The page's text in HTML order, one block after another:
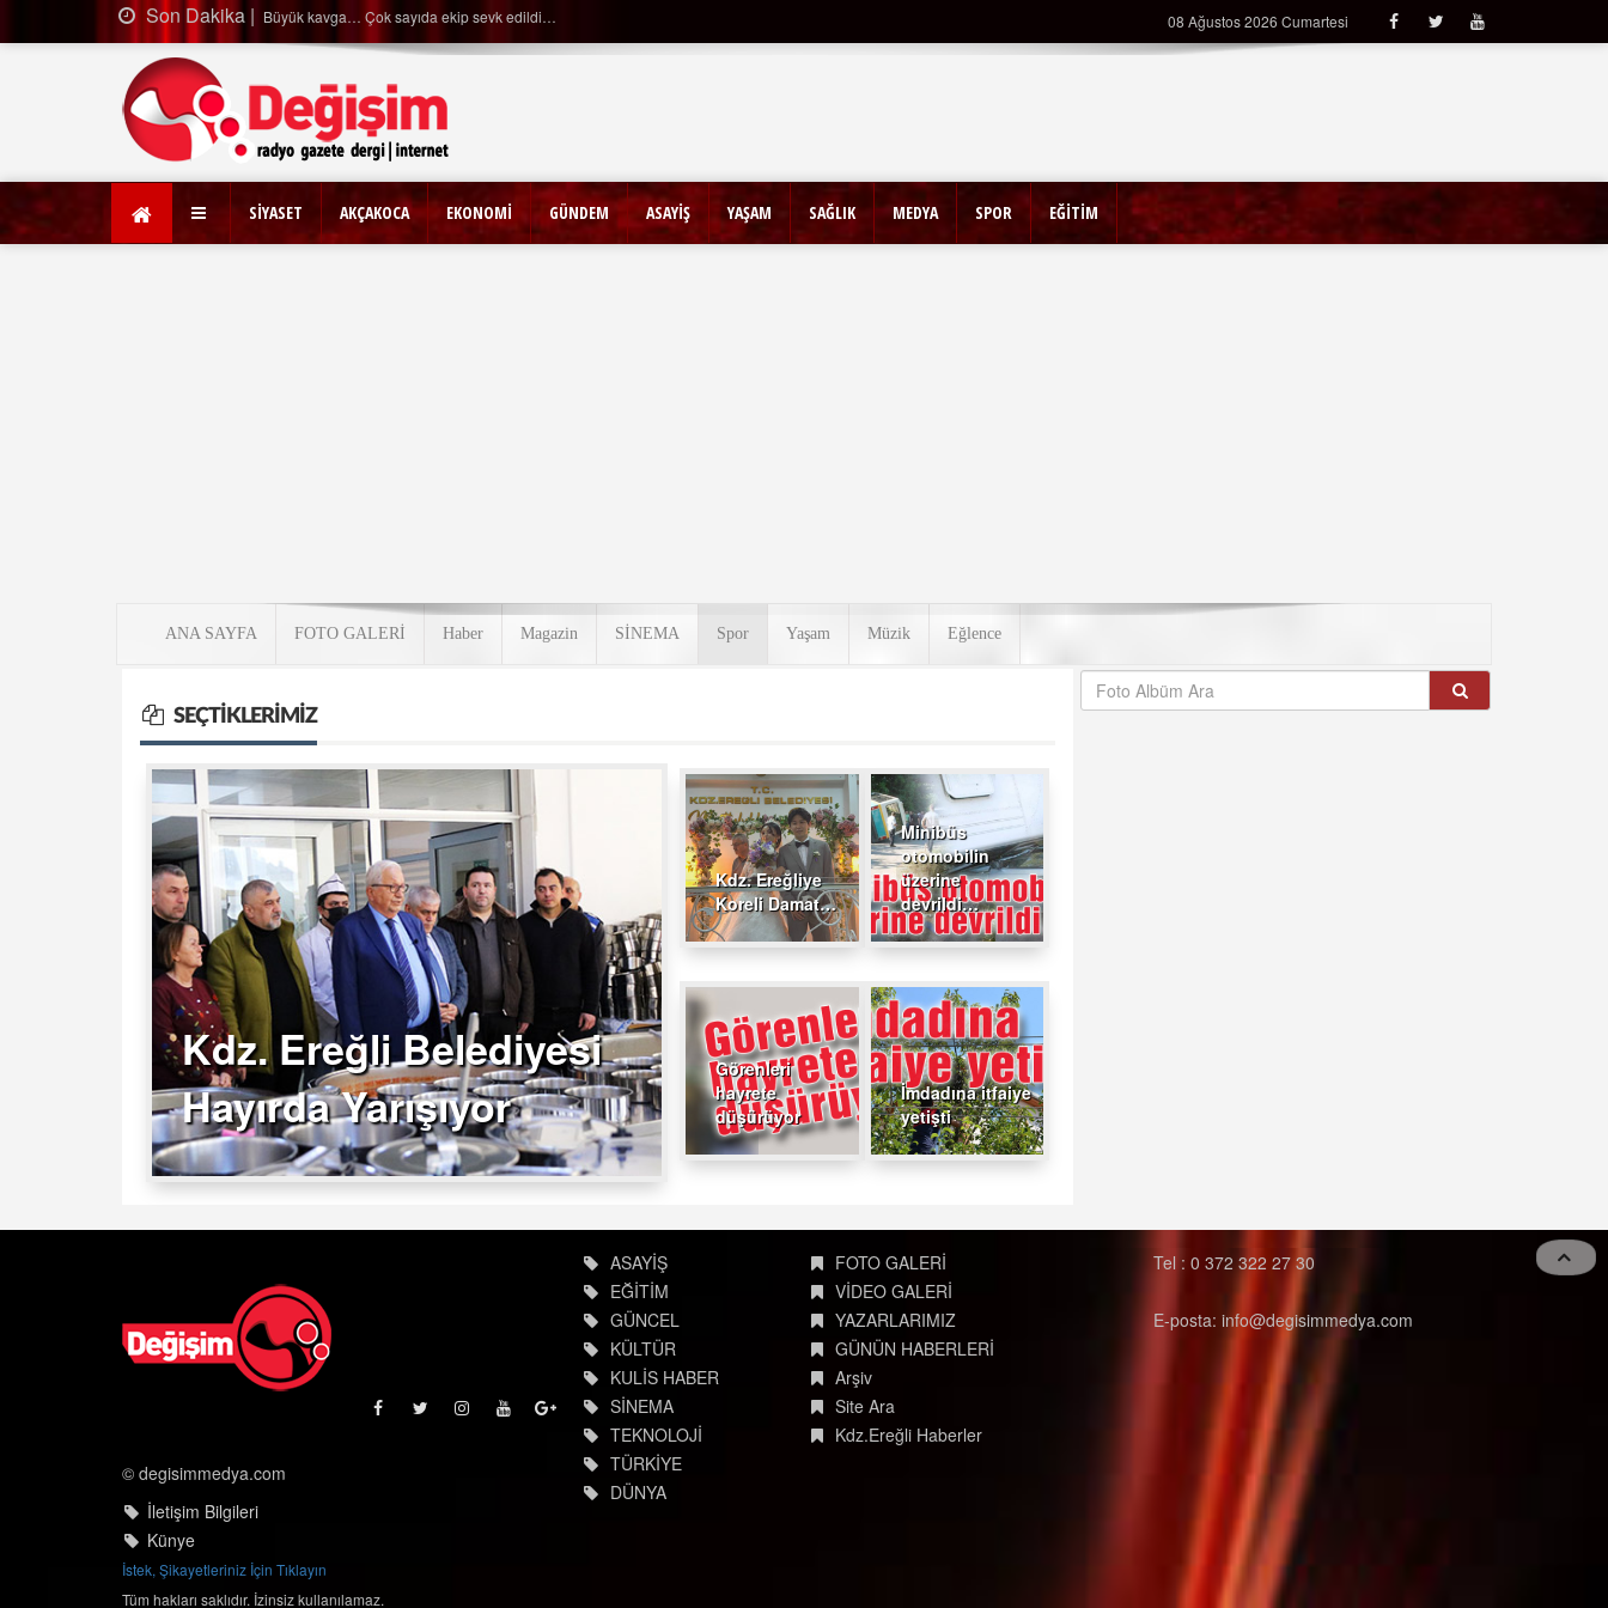
Son Dakika | Büyük kavga… Çok sayıda ekip sevk edildi… 08 Ağustos 2026 Cumartesi
SİYASET AKÇAKOCA EKONOMİ GÜNDEM ASAYİŞ YAŞAM SAĞLIK MEDYA SPOR EĞİTİM
ANA SAYFA FOTO GALERİ Haber Magazin SİNEMA Spor Yaşam Müzik Eğlence
SEÇTIKLERIMIZ
Kdz. Ereğli Belediyesi
Hayırda Yarışıyor
Kdz. Ereğliye
Koreli Damat…
Minibüs
otomobilin
üzerine
devrildi…
Görenleri
hayrete
düşürüyor
İmdadına itfaiye
yetişti
© degisimmedya.com
İletişim Bilgileri
Künye
İstek, Şikayetleriniz İçin Tıklayın
Tüm hakları saklıdır. İzinsiz kullanılamaz.
ASAYİŞ
EĞİTİM
GÜNCEL
KÜLTÜR
KULİS HABER
SİNEMA
TEKNOLOJİ
TÜRKİYE
DÜNYA
FOTO GALERİ
VİDEO GALERİ
YAZARLARIMIZ
GÜNÜN HABERLERİ
Arşiv
Site Ara
Kdz.Ereğli Haberler
Tel : 0 372 322 27 30
E-posta: info@degisimmedya.com